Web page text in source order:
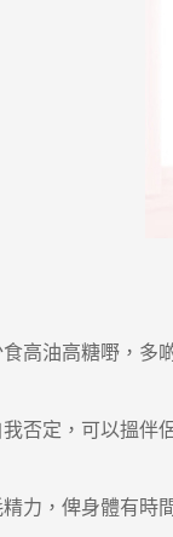
油高糖嘢，多啲
定，可以搵伴侶
，俾身體有時